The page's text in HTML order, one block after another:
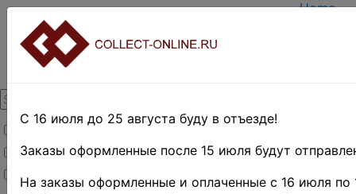
Товары со скидкой
Товары в наличии
Новинки
Home
TERMS
С 16 июля до 25 августа буду в отъезде!
Заказы оформленные после 15 июля будут
На заказы оформленные и оплаченные с 16 июля по